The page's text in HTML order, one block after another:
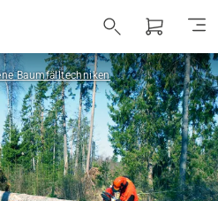
Baumfälltechniken